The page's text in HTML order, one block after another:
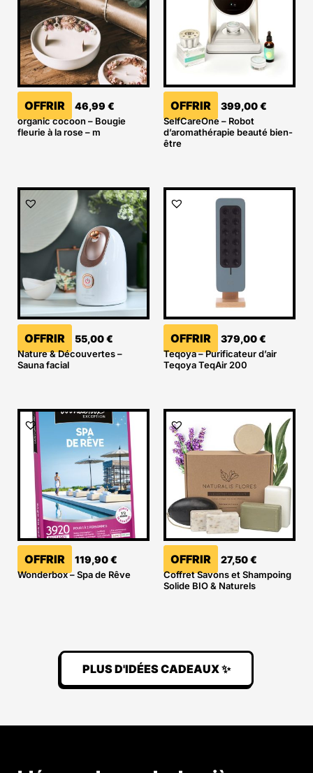
OFFRIR 46,99 €
organic cocoon – Bougie
fleurie à la rose – m
OFFRIR 399,00€
SelfCareOne – Robot
d’aromathérapie beauté bien-
être
OFFRIR 55,00€
Nature & Découvertes –
Sauna facial
OFFRIR 379,00€
Teqoya – Purificateur d’air
Teqoya TeqAir 200
OFFRIR 119,90€
Wonderbox – Spa de Rêve
OFFRIR 27,50€
Coffret Savons et Shampoing
Solide BIO & Naturels
PLUS D'IDÉES CADEAUX ✨